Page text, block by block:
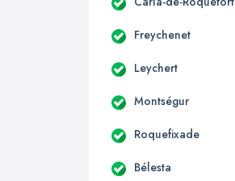
Freychenet
Leychert
Montségur
Roquefixade
Bélesta